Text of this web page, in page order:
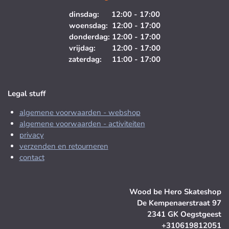
dinsdag: 12:00 - 17:00
woensdag: 12:00 - 17:00
donderdag: 12:00 - 17:00
vrijdag: 12:00 - 17:00
zaterdag: 11:00 - 17:00
Legal stuff
algemene voorwaarden - webshop
algemene voorwaarden - activiteiten
privacy
verzenden en retourneren
contact
Wood be Hero Skateshop
De Kempenaerstraat 97
2341 GK Oegstgeest
+310619812051